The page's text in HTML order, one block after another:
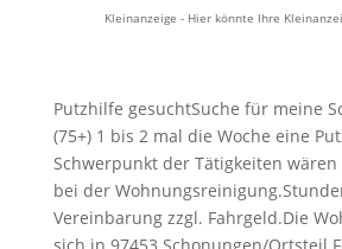
Kleinanzeige - Hier könnte Ihre
Putzhilfe gesuchtSuche für meine
(75+) 1 bis 2 mal die Woche eine
Schwerpunkt der Tätigkeiten
bei der
Vereinbarung zzgl. Fahrgeld.Die
sich in 97453 Schonungen/Ortsteil